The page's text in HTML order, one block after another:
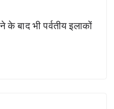
के बाद भी पर्वतीय इलाकों